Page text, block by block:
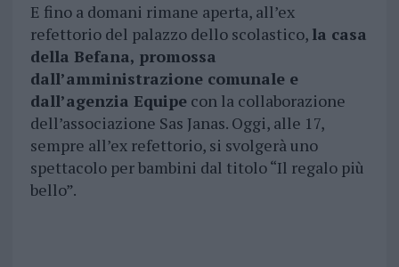
E fino a domani rimane aperta, all’ex
refettorio del palazzo dello scolastico, la casa
della Befana, promossa
dall’amministrazione comunale e
dall’agenzia Equipecon la collaborazione
dell’associazione Sas Janas. Oggi, alle 17,
sempre all’ex refettorio, si svolgerà uno
spettacolo per bambini dal titolo “Il regalo più
bello”.